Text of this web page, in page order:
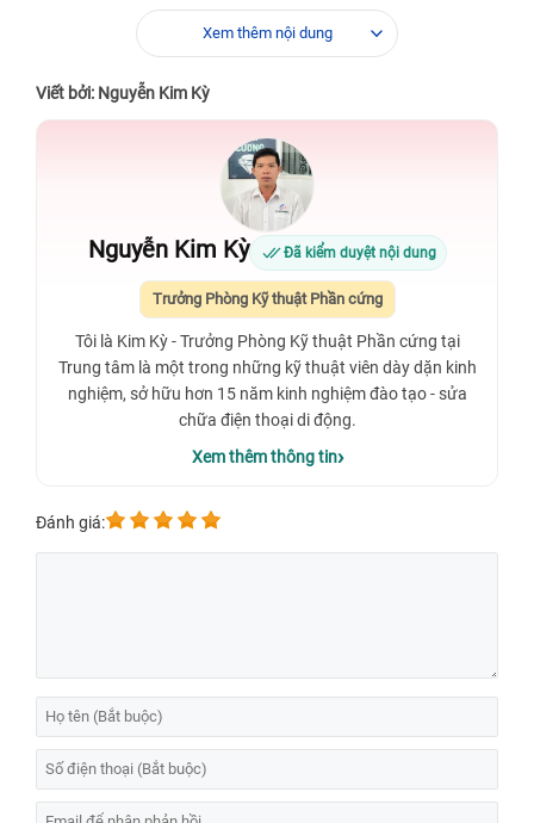
Xem thêm nội dung
Viết bởi: Nguyễn Kim Kỳ
Nguyễn Kim Kỳ Đã kiểm duyệt nội dung
Trưởng Phòng Kỹ thuật Phần cứng
Tôi là Kim Kỳ - Trưởng Phòng Kỹ thuật Phần cứng tại
Trung tâm là một trong những kỹ thuật viên dày dặn kinh
nghiệm, sở hữu hơn 15 năm kinh nghiệm đào tạo - sửa
chữa điện thoại di động.
Xem thêm thông tin
Đánh giá: